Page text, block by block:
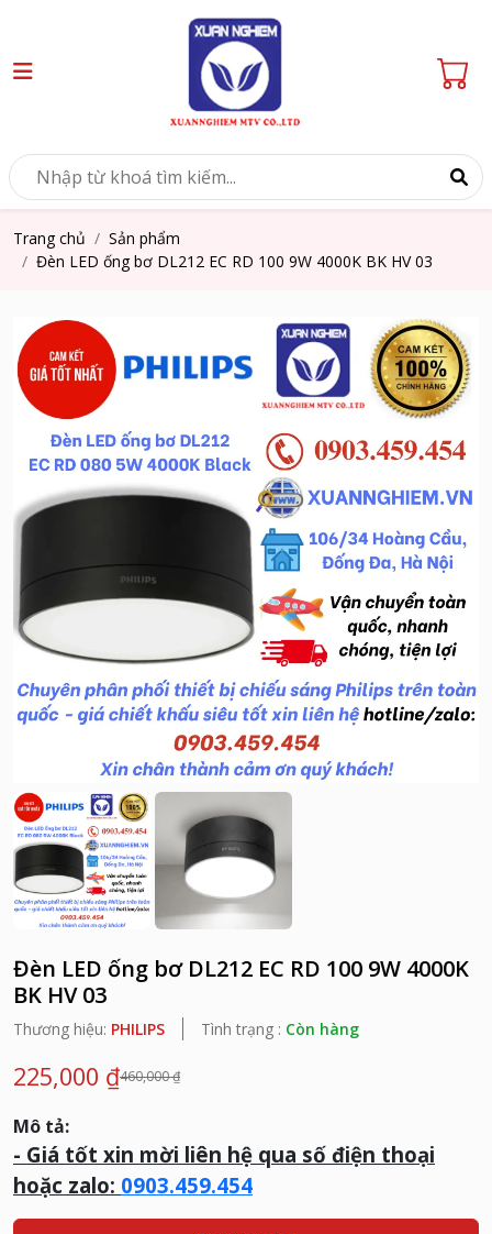
Trang chủ
Sản phẩm
Đèn LED ống bơ DL212 EC RD 100 9W 4000K BK HV 03
Đèn LED ống bơ DL212 EC RD 100 9W 4000K
BK HV 03
Thương hiệu: PHILIPS Tình trạng : Còn hàng
225,000 ₫460,000 ₫
Mô tả:
- Giá tốt xin mời liên hệ qua số điện thoại
hoặc zalo: 0903.459.454